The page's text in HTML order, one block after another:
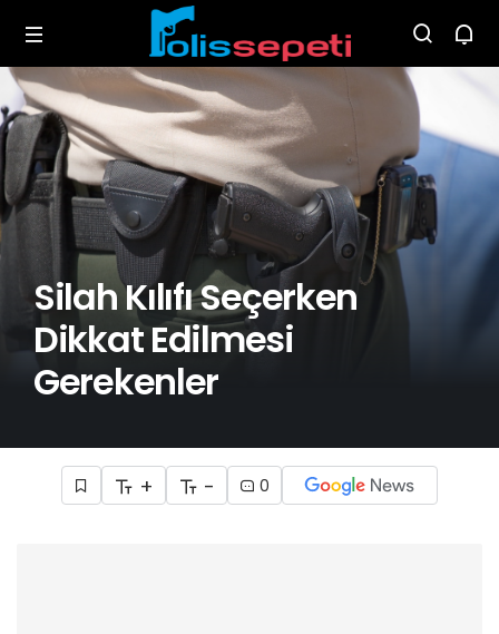
Silah Kılıfı Seçerken
Dikkat Edilmesi
Gerekenler
+ - 0